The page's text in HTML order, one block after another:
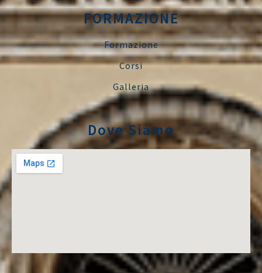
FORMAZIONE
Formazione
Corsi
Galleria
Dove Siamo